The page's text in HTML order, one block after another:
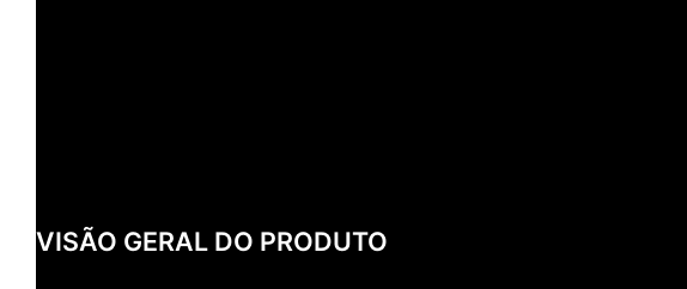
VISÃO GERAL DO PRODUTO